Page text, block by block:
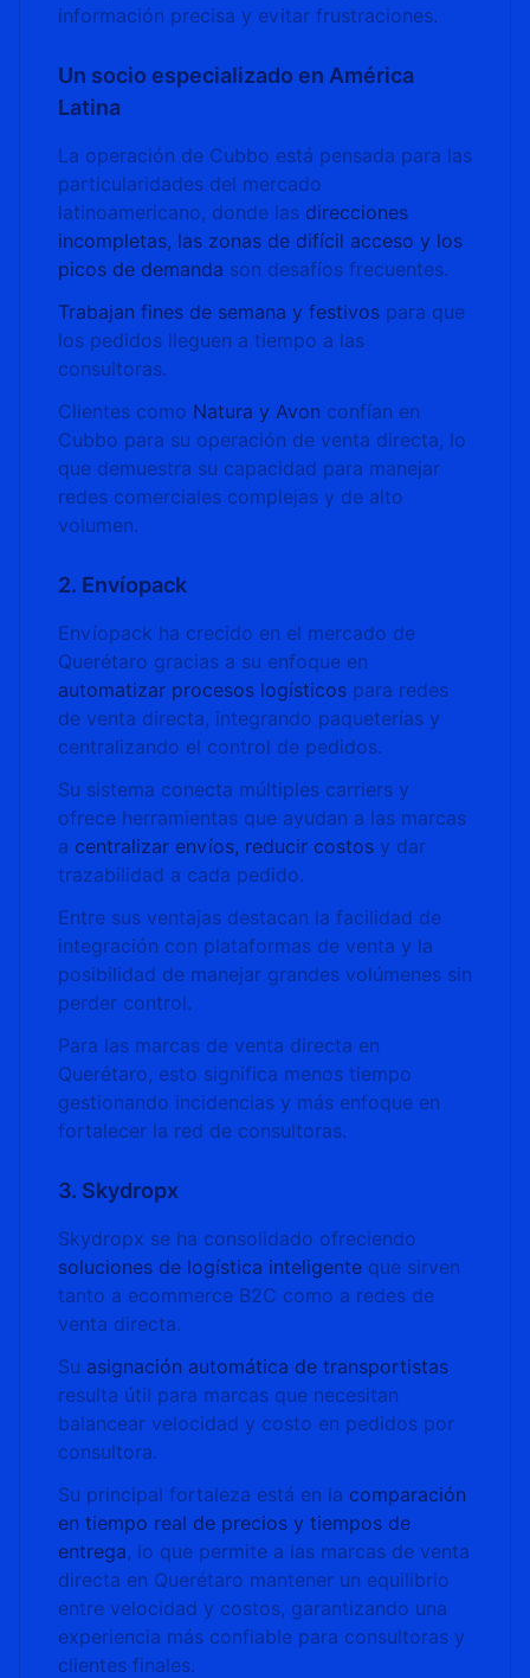
información precisa y evitar frustraciones.
Un socio especializado en América
Latina
La operación de Cubbo está pensada para las
particularidades del mercado
latinoamericano, donde las direcciones
incompletas, las zonas de difícil acceso y los
picos de demanda son desafíos frecuentes.
Trabajan fines de semana y festivos para que
los pedidos lleguen a tiempo a las
consultoras.
Clientes como Natura y Avon confían en
Cubbo para su operación de venta directa, lo
que demuestra su capacidad para manejar
redes comerciales complejas y de alto
volumen.
2. Envíopack
Envíopack ha crecido en el mercado de
Querétaro gracias a su enfoque en
automatizar procesos logísticos para redes
de venta directa, integrando paqueterías y
centralizando el control de pedidos.
Su sistema conecta múltiples carriers y
ofrece herramientas que ayudan a las marcas
a centralizar envíos, reducir costos y dar
trazabilidad a cada pedido.
Entre sus ventajas destacan la facilidad de
integración con plataformas de venta y la
posibilidad de manejar grandes volúmenes sin
perder control.
Para las marcas de venta directa en
Querétaro, esto significa menos tiempo
gestionando incidencias y más enfoque en
fortalecer la red de consultoras.
3. Skydropx
Skydropx se ha consolidado ofreciendo
soluciones de logística inteligente que sirven
tanto a ecommerce B2C como a redes de
venta directa.
Su asignación automática de transportistas
resulta útil para marcas que necesitan
balancear velocidad y costo en pedidos por
consultora.
Su principal fortaleza está en la comparación
en tiempo real de precios y tiempos de
entrega, lo que permite a las marcas de venta
directa en Querétaro mantener un equilibrio
entre velocidad y costos, garantizando una
experiencia más confiable para consultoras y
clientes finales.